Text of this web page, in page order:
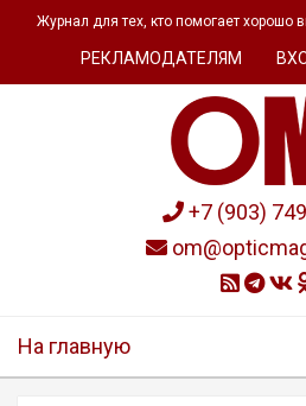
Журнал для тех, кто помогает хорошо
РЕКЛАМОДАТЕЛЯМ
+7 (903)
На главную